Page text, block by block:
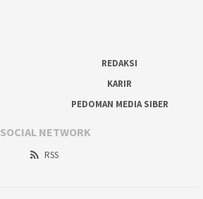
REDAKSI
KARIR
PEDOMAN MEDIA SIBER
SOCIAL NETWORK
RSS